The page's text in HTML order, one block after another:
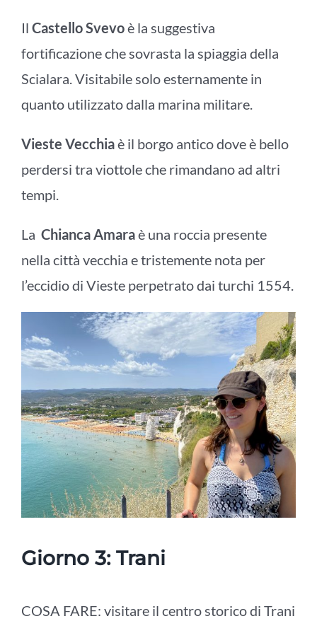
Il Castello Svevoè la suggestiva
fortificazione che sovrasta la spiaggia della
Scialara. Visitabile solo esternamente in
quanto utilizzato dalla marina militare.
Vieste Vecchiaè il borgo antico dove è bello
perdersi tra viottole che rimandano ad altri
tempi.
La Chianca Amaraè una roccia presente
nella città vecchia e tristemente nota per
l’eccidio di Vieste perpetrato dai turchi 1554.
Giorno 3: Trani
COSA FARE: visitare il centro storico di Trani